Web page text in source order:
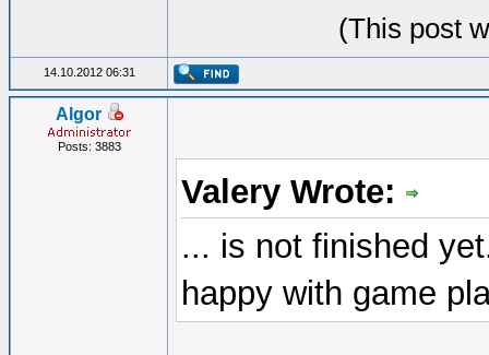
(This post
14.10.2012 06:31
Algor
Posts: 3883
Valery Wrote:
... is not finished
happy with game